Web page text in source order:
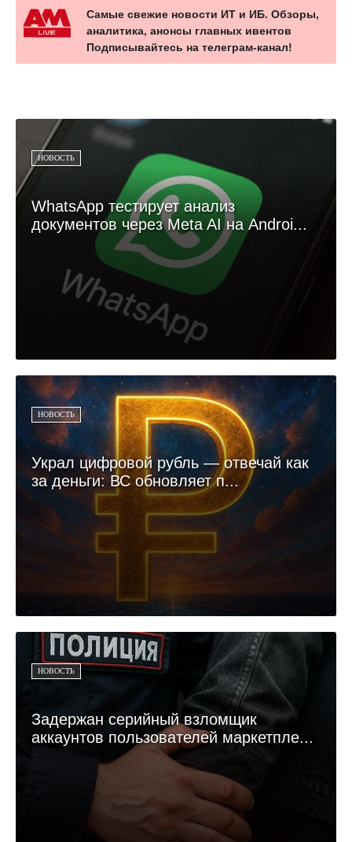
Самые свежие новости ИТ и ИБ. Обзоры,
аналитика, анонсы главных ивентов
Подписывайтесь на телеграм-канал!
НОВОСТЬ
WhatsApp тестирует анализ
документов через Meta AI на Androi...
НОВОСТЬ
Украл цифровой рубль — отвечай как
за деньги: ВС обновляет п...
НОВОСТЬ
Задержан серийный взломщик
аккаунтов пользователей маркетпле...